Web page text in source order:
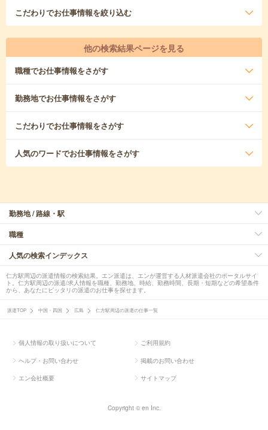
こだわりでお仕事情報を絞り込む
他の検索結果ページを見る
職種でお仕事情報をさがす
勤務地でお仕事情報をさがす
こだわりでお仕事情報をさがす
人気のワードでお仕事情報をさがす
勤務地 / 路線・駅
職種
人気の検索インデックス
仁方駅周辺の派遣情報の検索結果。エン派遣は、エンが運営する人材派遣会社のポータルサイ
ト。仁方駅周辺の派遣/求人情報を職種、勤務地、時給、勤務時間、長期・短期などの希望条件
から、あなたにピッタリの派遣のお仕事を探せます。
派遣TOP 中国・四国 広島 仁方駅周辺の派遣の仕事一覧
個人情報の取り扱いについて ご利用規約
ヘルプ・お問い合わせ 掲載のお問い合わせ
エン会社概要 サイトマップ
Copyright © en Inc.